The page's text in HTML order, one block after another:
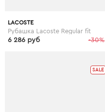
LACOSTE
Рубашка Lacoste Regular fit
-30%
6 286 руб
SALE